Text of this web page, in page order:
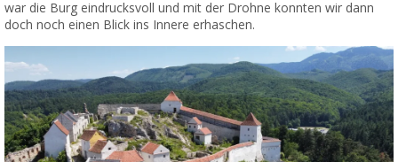
war die Burg eindrucksvoll und mit der Drohne konnten wir dann
doch noch einen Blick ins Innere erhaschen.